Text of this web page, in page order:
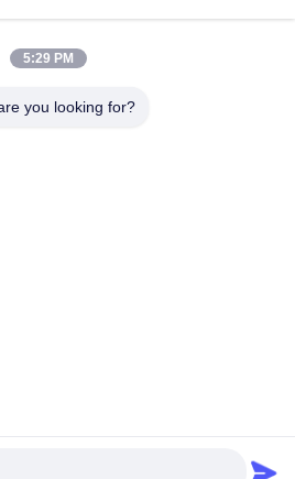
VR Gösterisi
Fabrika Turu
Co., Ltd.. All Rights Reserved.
5:29 PM
you looking for?